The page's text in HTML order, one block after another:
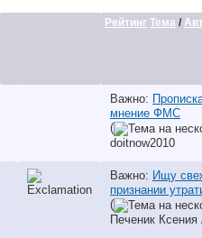
Рейтинг Тема /
Важно:
мнение ФМС
(
doitnow2010
Важно: Ищу
признании
(
Печеник